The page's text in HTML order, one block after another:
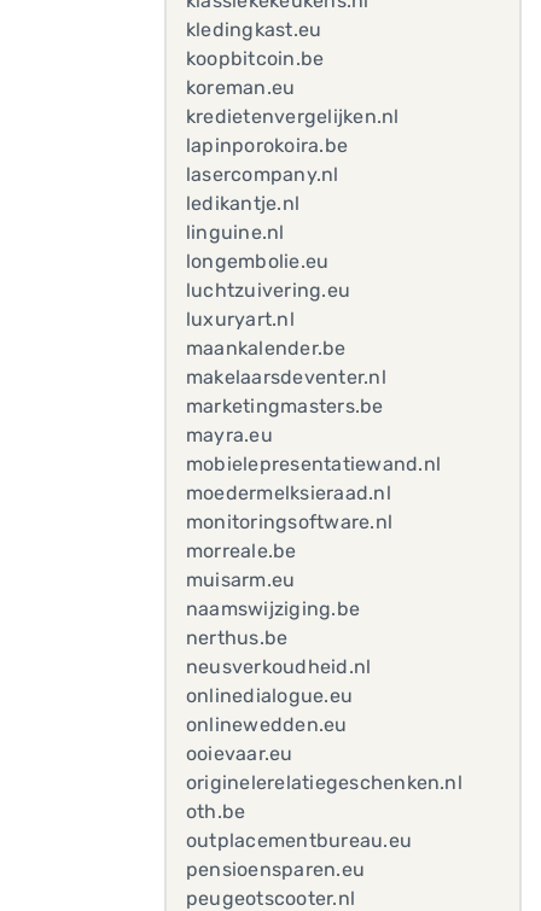
kledingkast.eu
koopbitcoin.be
koreman.eu
kredietenvergelijken.nl
lapinporokoira.be
lasercompany.nl
ledikantje.nl
linguine.nl
longembolie.eu
luchtzuivering.eu
luxuryart.nl
maankalender.be
makelaarsdeventer.nl
marketingmasters.be
mayra.eu
mobielepresentatiewand.nl
moedermelksieraad.nl
monitoringsoftware.nl
morreale.be
muisarm.eu
naamswijziging.be
nerthus.be
neusverkoudheid.nl
onlinedialogue.eu
onlinewedden.eu
ooievaar.eu
originelerelatiegeschenken.nl
oth.be
outplacementbureau.eu
pensioensparen.eu
peugeotscooter.nl